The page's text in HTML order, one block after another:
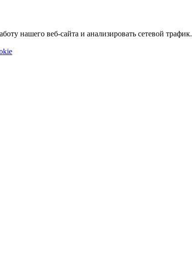
нашего веб-сайта и анализировать сетевой трафик.